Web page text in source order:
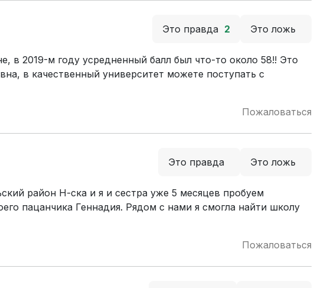
Это правда 2 Это ложь
в 2019-м году усредненный балл был что-то около 58!! Это
в качественный университет можете поступать с
Пожаловаться
Это правда Это ложь
район Н-ска и я и сестра уже 5 месяцев пробуем
пацанчика Геннадия. Рядом с нами я смогла найти школу
Пожаловаться